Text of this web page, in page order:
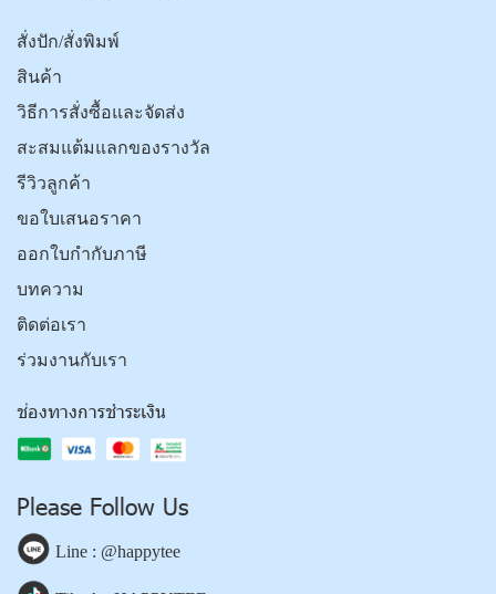
สั่งปัก/สั่งพิมพ์
สินค้า
วิธีการสั่งซื้อและจัดส่ง
สะสมแต้มแลกของรางวัล
รีวิวลูกค้า
ขอใบเสนอราคา
ออกใบกำกับภาษี
บทความ
ติดต่อเรา
ร่วมงานกับเรา
ช่องทางการชำระเงิน
Please Follow Us
Line : @happytee